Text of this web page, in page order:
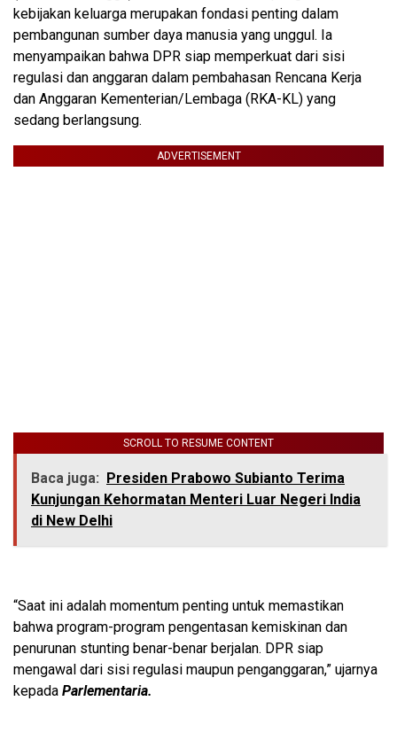
kebijakan keluarga merupakan fondasi penting dalam
pembangunan sumber daya manusia yang unggul. Ia
menyampaikan bahwa DPR siap memperkuat dari sisi
regulasi dan anggaran dalam pembahasan Rencana Kerja
dan Anggaran Kementerian/Lembaga (RKA-KL) yang
sedang berlangsung.
ADVERTISEMENT
SCROLL TO RESUME CONTENT
Baca juga:
Presiden Prabowo Subianto Terima
Kunjungan Kehormatan Menteri Luar Negeri India
di New Delhi
“Saat ini adalah momentum penting untuk memastikan
bahwa program-program pengentasan kemiskinan dan
penurunan stunting benar-benar berjalan. DPR siap
mengawal dari sisi regulasi maupun penganggaran,” ujarnya
kepada Parlementaria.